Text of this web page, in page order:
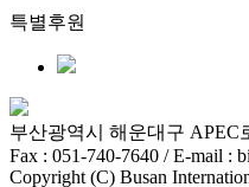
특별후원
부산광역시 해운대구 APEC
Fax : 051-740-7640 / E-mail :
Copyright (C) Busan